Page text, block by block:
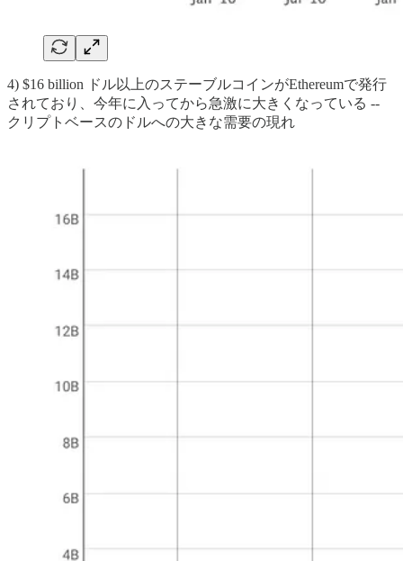
4) $16 billion ドル以上のステーブルコインがEthereumで発行
されており、今年に入ってから急激に大きくなっている --
クリプトベースのドルへの大きな需要の現れ